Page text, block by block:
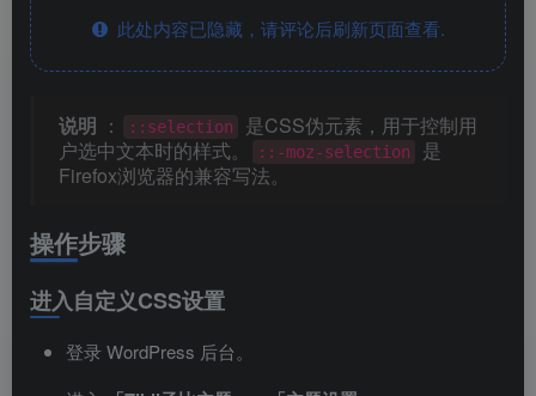
此处内容已隐藏，请评论后刷新页面查看.
说明 ： ::selection
是CSS伪元素，用于控制用
户选中文本时的样式。
::-moz-selection
是
Firefox浏览器的兼容写法。
操作步骤
进入自定义CSS设置
登录 WordPress 后台。